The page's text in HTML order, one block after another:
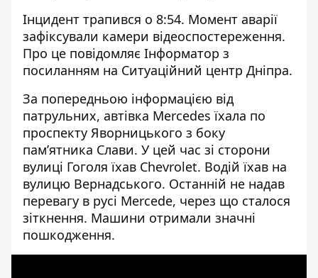
Інцидент трапився о 8:54. Момент аварії
зафіксували камери відеоспостереження.
Про це повідомляє Інформатор з
посиланням на Ситуаційний центр Дніпра.
За попередньою інформацією від
патрульних, автівка Mercedes їхала по
проспекту Яворницького з боку
пам’ятника Слави. У цей час зі сторони
вулиці Гоголя їхав Chevrolet. Водій їхав на
вулицю Вернадського. Останній не надав
перевагу в русі Mercede, через що сталося
зіткнення. Машини отримали значні
пошкодження.